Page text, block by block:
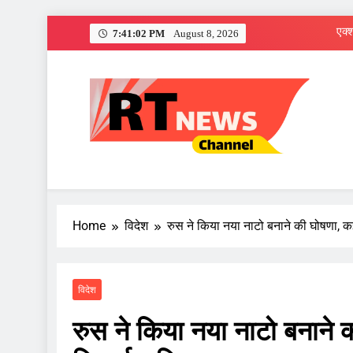
7:41:03 PM August 8, 2026
RT News
Sabse Tezz Sabse Sahi
Home विदेश रुस ने किया नया नाटो बनाने की घोषणा,
विदेश
रुस ने किया नया नाटो बनाने